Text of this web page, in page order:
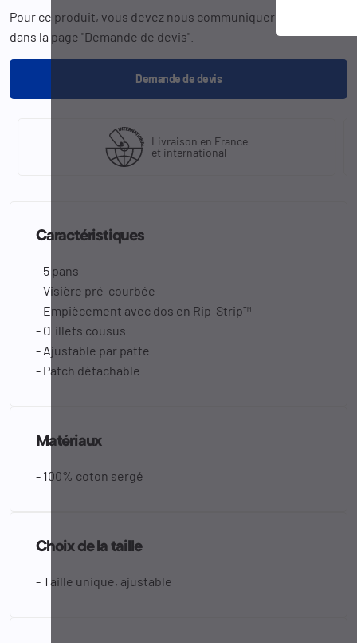
Pour ce produit, vous devez nous communiquer la
dans la page "Demande de devis".
Demande de devis
Livraison en France
et international
Caractéristiques
- 5 pans
- Visière pré-courbée
- Empiècement avec dos en Rip-Strip™
- Œillets cousus
- Ajustable par patte
- Patch détachable
Matériaux
- 100% coton sergé
Choix de la taille
- Taille unique, ajustable